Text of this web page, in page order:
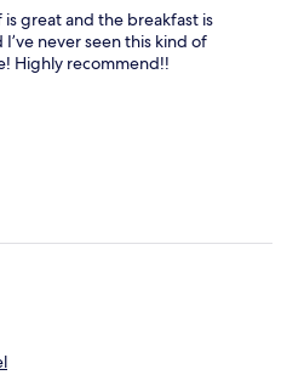
is great and the breakfast is
never seen this kind of
Highly recommend!!